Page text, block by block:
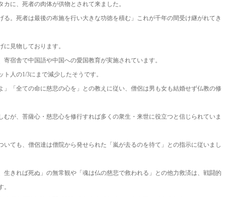
に、死者の肉体が供物とされて来ました。
る。死者は最後の布施を行い大きな功徳を積む」これが千年の間受け継がれてき
見物しております。
宿舎で中国語や中国への愛国教育が実施されています。
人の1/3にまで減少したそうです。
」「全ての命に慈悲の心を」との教えに従い、僧侶は男も女も結婚せず仏教の修
むが、菩薩心・慈悲心を修行すれば多くの衆生・来世に役立つと信じられていま
ても、僧侶達は僧院から発せられた「嵐が去るのを待て」との指示に従いまし
生きれば死ぬ」の無常観や「魂は仏の慈悲で救われる」との他力救済は、戦闘的